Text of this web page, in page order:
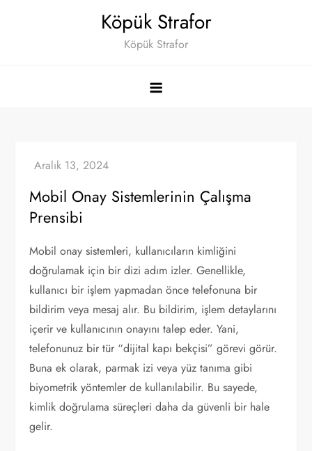
Köpük Strafor
Köpük Strafor
Mobil Onay Sistemlerinin Çalışma
Prensibi
Mobil onay sistemleri, kullanıcıların kimliğini
doğrulamak için bir dizi adım izler. Genellikle,
kullanıcı bir işlem yapmadan önce telefonuna bir
bildirim veya mesaj alır. Bu bildirim, işlem detaylarını
içerir ve kullanıcının onayını talep eder. Yani,
telefonunuz bir tür “dijital kapı bekçisi” görevi görür.
Buna ek olarak, parmak izi veya yüz tanıma gibi
biyometrik yöntemler de kullanılabilir. Bu sayede,
kimlik doğrulama süreçleri daha da güvenli bir hale
gelir.